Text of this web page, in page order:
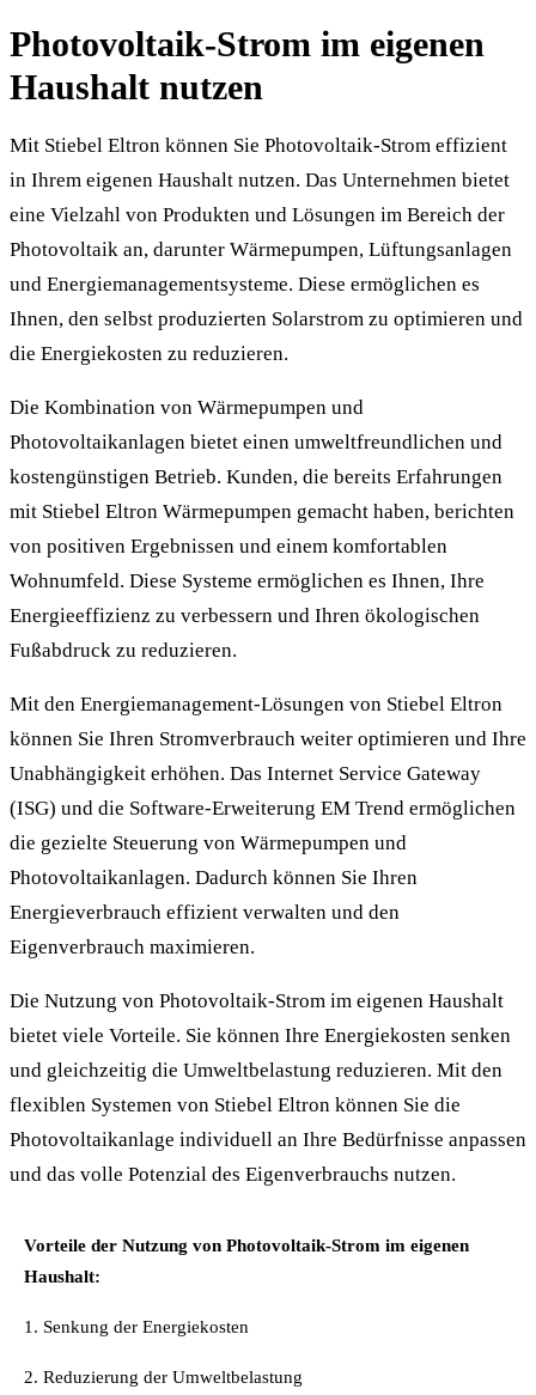
Photovoltaik-Strom im eigenen
Haushalt nutzen
Mit Stiebel Eltron können Sie Photovoltaik-Strom effizient
in Ihrem eigenen Haushalt nutzen. Das Unternehmen bietet
eine Vielzahl von Produkten und Lösungen im Bereich der
Photovoltaik an, darunter Wärmepumpen, Lüftungsanlagen
und Energiemanagementsysteme. Diese ermöglichen es
Ihnen, den selbst produzierten Solarstrom zu optimieren und
die Energiekosten zu reduzieren.
Die Kombination von Wärmepumpen und
Photovoltaikanlagen bietet einen umweltfreundlichen und
kostengünstigen Betrieb. Kunden, die bereits Erfahrungen
mit Stiebel Eltron Wärmepumpen gemacht haben, berichten
von positiven Ergebnissen und einem komfortablen
Wohnumfeld. Diese Systeme ermöglichen es Ihnen, Ihre
Energieeffizienz zu verbessern und Ihren ökologischen
Fußabdruck zu reduzieren.
Mit den Energiemanagement-Lösungen von Stiebel Eltron
können Sie Ihren Stromverbrauch weiter optimieren und Ihre
Unabhängigkeit erhöhen. Das Internet Service Gateway
(ISG) und die Software-Erweiterung EM Trend ermöglichen
die gezielte Steuerung von Wärmepumpen und
Photovoltaikanlagen. Dadurch können Sie Ihren
Energieverbrauch effizient verwalten und den
Eigenverbrauch maximieren.
Die Nutzung von Photovoltaik-Strom im eigenen Haushalt
bietet viele Vorteile. Sie können Ihre Energiekosten senken
und gleichzeitig die Umweltbelastung reduzieren. Mit den
flexiblen Systemen von Stiebel Eltron können Sie die
Photovoltaikanlage individuell an Ihre Bedürfnisse anpassen
und das volle Potenzial des Eigenverbrauchs nutzen.
Vorteile der Nutzung von Photovoltaik-Strom im eigenen
Haushalt:
1. Senkung der Energiekosten
2. Reduzierung der Umweltbelastung